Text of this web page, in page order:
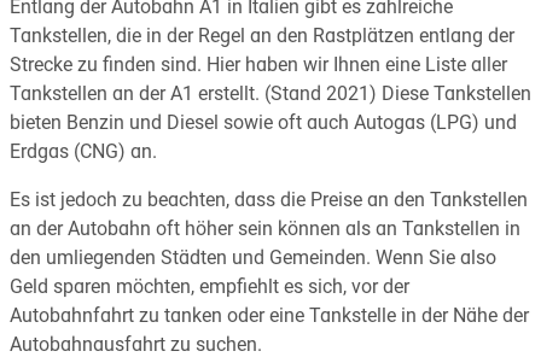
Entlang der Autobahn A1 in Italien gibt es zahlreiche
Tankstellen, die in der Regel an den Rastplätzen entlang der
Strecke zu finden sind. Hier haben wir Ihnen eine Liste aller
Tankstellen an der A1 erstellt. (Stand 2021) Diese Tankstellen
bieten Benzin und Diesel sowie oft auch Autogas (LPG) und
Erdgas (CNG) an.
Es ist jedoch zu beachten, dass die Preise an den Tankstellen
an der Autobahn oft höher sein können als an Tankstellen in
den umliegenden Städten und Gemeinden. Wenn Sie also
Geld sparen möchten, empfiehlt es sich, vor der
Autobahnfahrt zu tanken oder eine Tankstelle in der Nähe der
Autobahnausfahrt zu suchen.